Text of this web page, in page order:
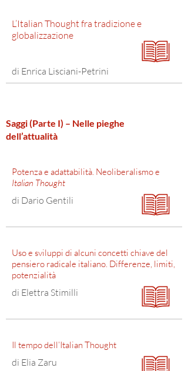
L’Italian Thought fra tradizione e
globalizzazione
di Enrica Lisciani-Petrini
Saggi (Parte I) – Nelle pieghe
dell’attualità
Potenza e adattabilità. Neoliberalismo e
Italian Thought
di Dario Gentili
Uso e sviluppi di alcuni concetti chiave del
pensiero radicale italiano. Differenze, limiti,
potenzialità
di Elettra Stimilli
Il tempo dell’Italian Thought
di Elia Zaru